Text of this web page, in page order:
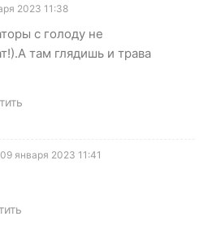
2023 11:38
с голоду не
там глядишь и трава
09 января 2023 11:41